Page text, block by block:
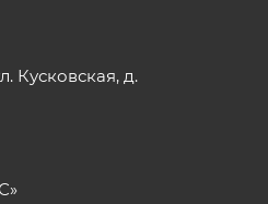
Кусковская, д.